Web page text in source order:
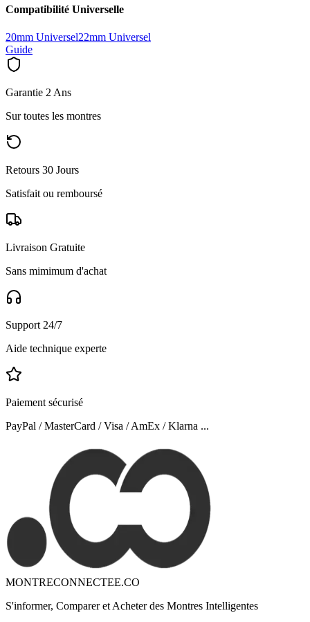
Compatibilité Universelle
20mm Universel22mm Universel
Guide
Garantie 2 Ans
Sur toutes les montres
Retours 30 Jours
Satisfait ou remboursé
Livraison Gratuite
Sans mimimum d'achat
Support 24/7
Aide technique experte
Paiement sécurisé
PayPal / MasterCard / Visa / AmEx / Klarna ...
MONTRECONNECTEE.CO
S'informer, Comparer et Acheter des Montres Intelligentes